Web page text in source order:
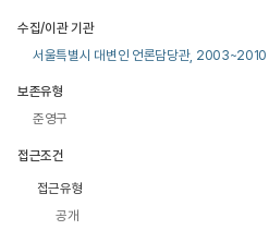
수집/이관 기관
서울특별시 대변인 언론담당관, 2003~2010
보존유형
준영구
접근조건
접근유형
공개